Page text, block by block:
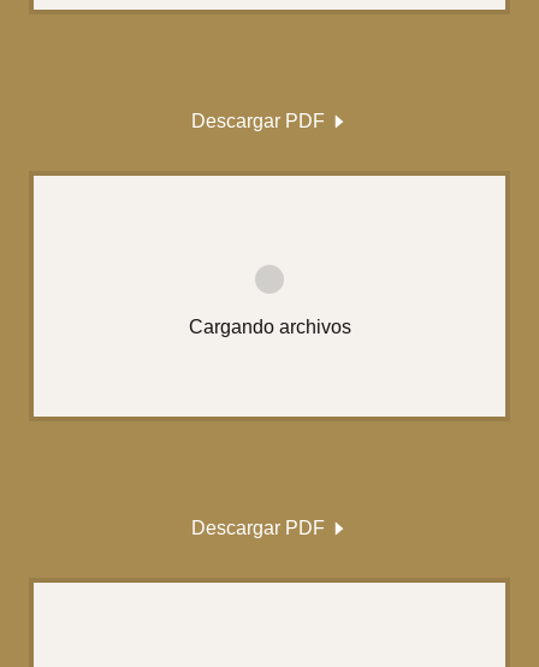
Descargar PDF
Cargando archivos
Descargar PDF